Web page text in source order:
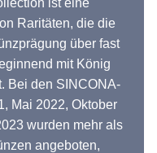
ist eine
Raritäten, die die
über fast
mit König
Bei den SINCONA-
Mai 2022, Oktober
wurden mehr als
angeboten,